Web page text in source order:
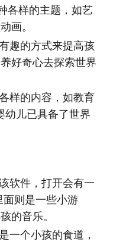
各样的主题，如艺
画。
趣的方式来提高孩
好奇心去探索世界
样的内容，如教育
幼儿已具备了世界
软件，打开会有一
则是一些小游
的音乐。
一个小孩的食道，